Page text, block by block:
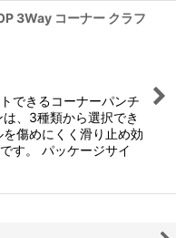
3Way コーナー クラフ
できるコーナーパンチ
、3種類から選択でき
傷めにくく滑り止め効
す。 パッケージサイ